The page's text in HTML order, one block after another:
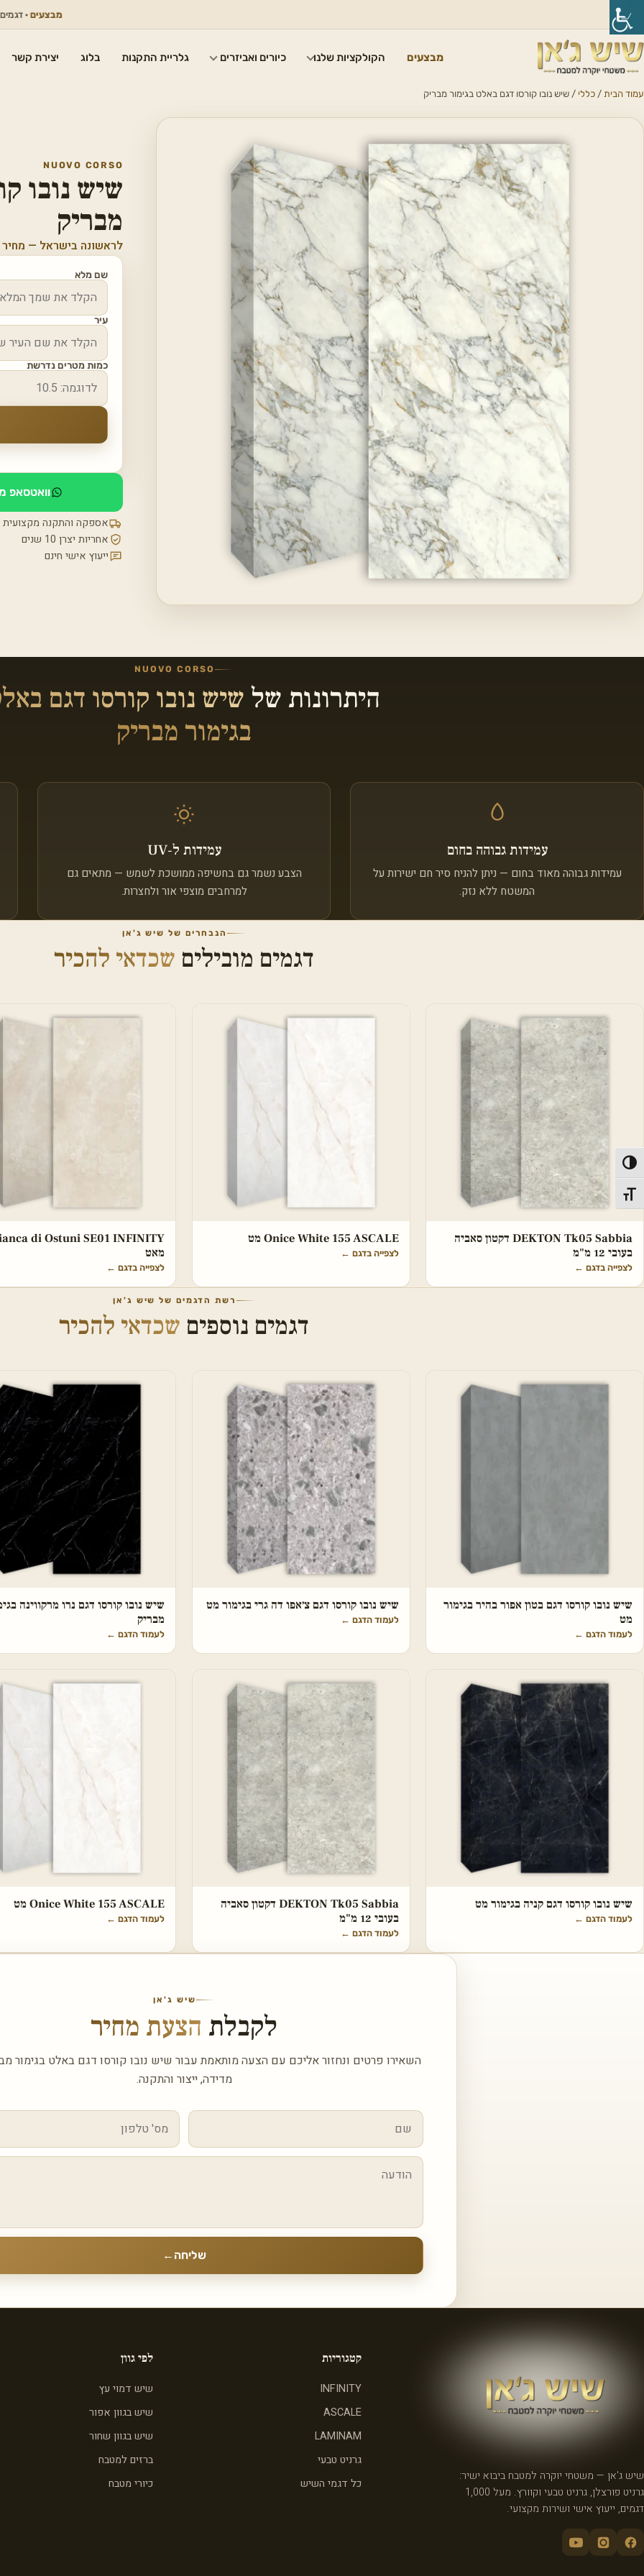
הפעל/כבה ניגודיות גבוהה
מתג גודל גופן
· דגמים
מבצעים הקולקציות שלנו כיורים ואביזרים גלריית התקנות בלוג יצירת קשר
עמוד הבית / כללי / שיש נובו קורסו דגם באלט בגימור מבריק
NUOVO CORSO
שיש נובו
מבריק
לראשונה בישראל —
שם מלא
עיר
כמות מטרים נדרשת
וואטסאפ
אספקה והתקנה מקצועית
אחריות יצרן 10 שנים
ייעוץ אישי חינם
NUOVO CORSO
היתרונות של שיש נובו קורסו דגם
בגימור מבריק
עמידות גבוהה בחום
עמידות גבוהה מאוד בחום — ניתן להניח סיר חם ישירות על
המשטח ללא נזק.
עמידות ל‑UV
הצבע נשמר גם בחשיפה ממושכת לשמש — מתאים גם
למרחבים מוצפי אור ולחצרות.
הנבחרים של שיש ג'אן
דגמים מובילים שכדאי להכיר
DEKTON Tk05 Sabbia דקטון סאביה
בעובי 12 מ"מ
לצפייה בדגם ←
Onice White 155 ASCALE מט
לצפייה בדגם ←
di Ostuni SE01 INFINITY
מאט
לצפייה בדגם ←
רשת הדגמים של שיש ג'אן
דגמים נוספים שכדאי להכיר
שיש נובו קורסו דגם בטון אפור בהיר בגימור
מט
לעמוד הדגם ←
שיש נובו קורסו דגם צ׳אפו דה גרי בגימור מט
לעמוד הדגם ←
שיש נובו קורסו דגם נרו מרקווינה
מבריק
לעמוד הדגם ←
שיש נובו קורסו דגם קניה בגימור מט
לעמוד הדגם ←
DEKTON Tk05 Sabbia דקטון סאביה
בעובי 12 מ"מ
לעמוד הדגם ←
Onice White 155 ASCALE מט
לעמוד הדגם ←
שיש ג'אן
לקבלת הצעת מחיר
השאירו פרטים ונחזור אליכם עם הצעה מותאמת עבור שיש נובו קורסו דגם באלט בגימור
מדידה, ייצור והתקנה.
שליחה ←
שיש ג'אן — משטחי יוקרה למטבח ביבוא ישיר:
גרניט פורצלן, גרניט טבעי וקוורץ. מעל 1,000
דגמים, ייעוץ אישי ושירות מקצועי.
קטגוריות
INFINITY
ASCALE
LAMINAM
גרניט טבעי
כל דגמי השיש
לפי גוון
שיש דמוי עץ
שיש בגוון אפור
שיש בגוון שחור
ברזים למטבח
כיורי מטבח